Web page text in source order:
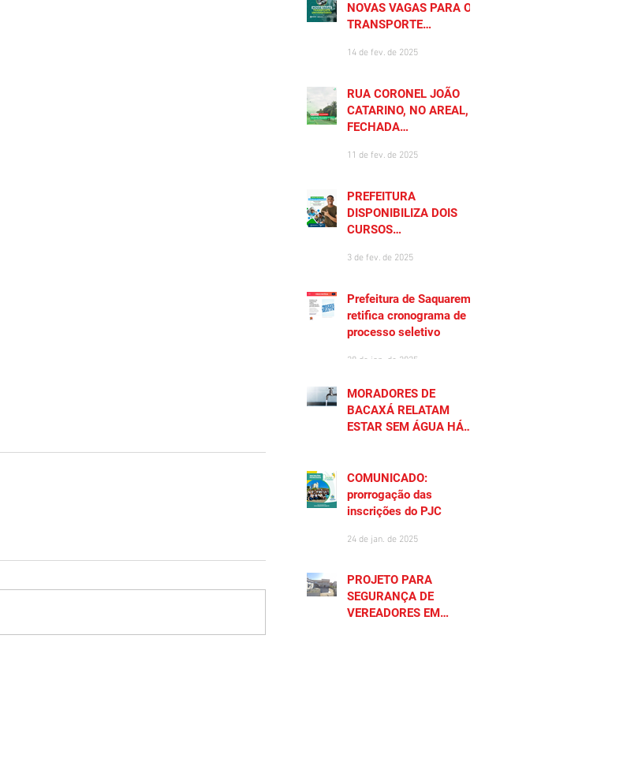
NOVAS VAGAS PARA O
TRANSPORTE
14 de fev. de 2025
RUA CORONEL JOÃO
CATARINO, NO AREAL, É
FECHADA
11 de fev. de 2025
PREFEITURA
DISPONIBILIZA DOIS
CURSOS
GRATUITOS PARA
SAQUAREMA
3 de fev. de 2025
Prefeitura de Saquarema
retifica cronograma de
processo seletivo
28 de jan. de 2025
MORADORES DE
BACAXÁ RELATAM
ESTAR SEM ÁGUA HÁ
COMUNICADO:
prorrogação das
inscrições do PJC
24 de jan. de 2025
PROJETO PARA
SEGURANÇA DE
VEREADORES EM